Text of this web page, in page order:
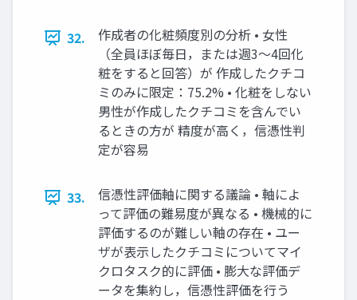
32.
作成者の化粧頻度別の分析 • 女性
（全員ほぼ毎日，または週3〜4回化
粧をすると回答）が 作成したクチコ
ミのみに限定：75.2% • 化粧をしない
男性が作成したクチコミを含んでい
るときの方が 精度が高く，信憑性判
定が容易
33.
信憑性評価軸に関する議論 • 軸によ
って評価の難易度が異なる • 機械的に
評価するのが難しい軸の存在 • ユー
ザが表示したクチコミについてマイ
クロタスク的に評価 • 膨大な評価デ
ータを集約し，信憑性評価を行う